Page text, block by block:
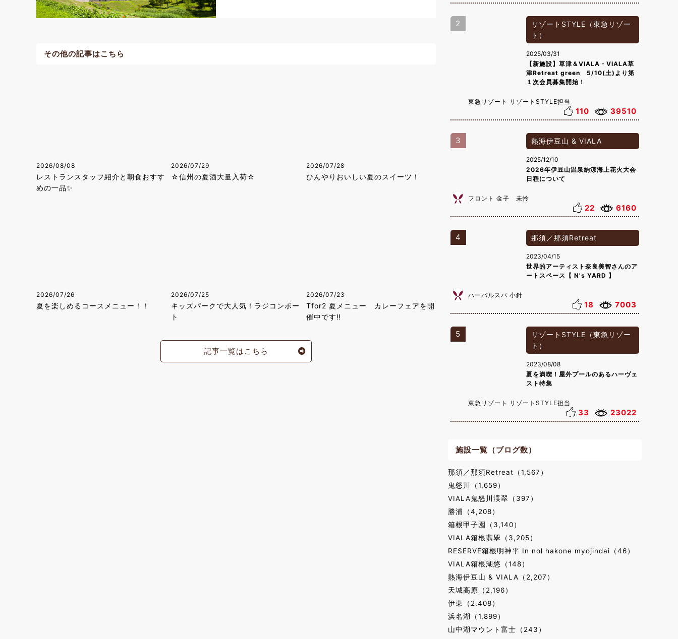
その他の記事はこちら
2026/08/08
レストランスタッフ紹介と朝食おすす
めの一品✨
2026/07/29
☆信州の夏酒大量入荷☆
2026/07/28
ひんやりおいしい夏のスイーツ！
2026/07/26
夏を楽しめるコースメニュー！！
2026/07/25
キッズパークで大人気！ラジコンボー
ト
2026/07/23
Tfor2 夏メニュー カレーフェアを開
催中です‼
記事一覧はこちら
2
リゾートSTYLE（東急リゾー
ト）
2025/03/31
【新施設】草津＆VIALA・VIALA草
津Retreat green 5/10(土)より第
１次会員募集開始！
東急リゾート リゾートSTYLE担当
110 39510
3 熱海伊豆山 & VIALA
2025/12/10
2026年伊豆山温泉納涼海上花火大会
日程について
フロント 金子 未怜
22 6160
4 那須／那須Retreat
2023/04/15
世界的アーティスト奈良美智さんのア
ートスペース【 N's YARD 】
ハーバルスパ 小針
18 7003
5
リゾートSTYLE（東急リゾー
ト）
2023/08/08
夏を満喫！屋外プールのあるハーヴェ
スト特集
東急リゾート リゾートSTYLE担当
33 23022
施設一覧（ブログ数）
那須／那須Retreat（1,567）
鬼怒川（1,659）
VIALA鬼怒川渓翠（397）
勝浦（4,208）
箱根甲子園（3,140）
VIALA箱根翡翠（3,205）
RESERVE箱根明神平 In nol hakone myojindai（46）
VIALA箱根湖悠（148）
熱海伊豆山 & VIALA（2,207）
天城高原（2,196）
伊東（2,408）
浜名湖（1,899）
山中湖マウント富士（243）